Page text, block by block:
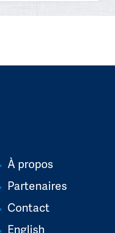
À propos
Partenaires
Contact
English